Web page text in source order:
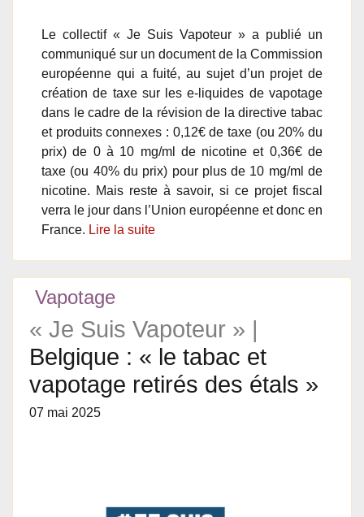
Le collectif « Je Suis Vapoteur » a publié un
communiqué sur un document de la Commission
européenne qui a fuité, au sujet d’un projet de
création de taxe sur les e-liquides de vapotage
dans le cadre de la révision de la directive tabac
et produits connexes : 0,12€ de taxe (ou 20% du
prix) de 0 à 10 mg/ml de nicotine et 0,36€ de
taxe (ou 40% du prix) pour plus de 10 mg/ml de
nicotine. Mais reste à savoir, si ce projet fiscal
verra le jour dans l’Union européenne et donc en
France. Lire la suite
Vapotage
« Je Suis Vapoteur » |
Belgique : « le tabac et
vapotage retirés des étals »
07 mai 2025